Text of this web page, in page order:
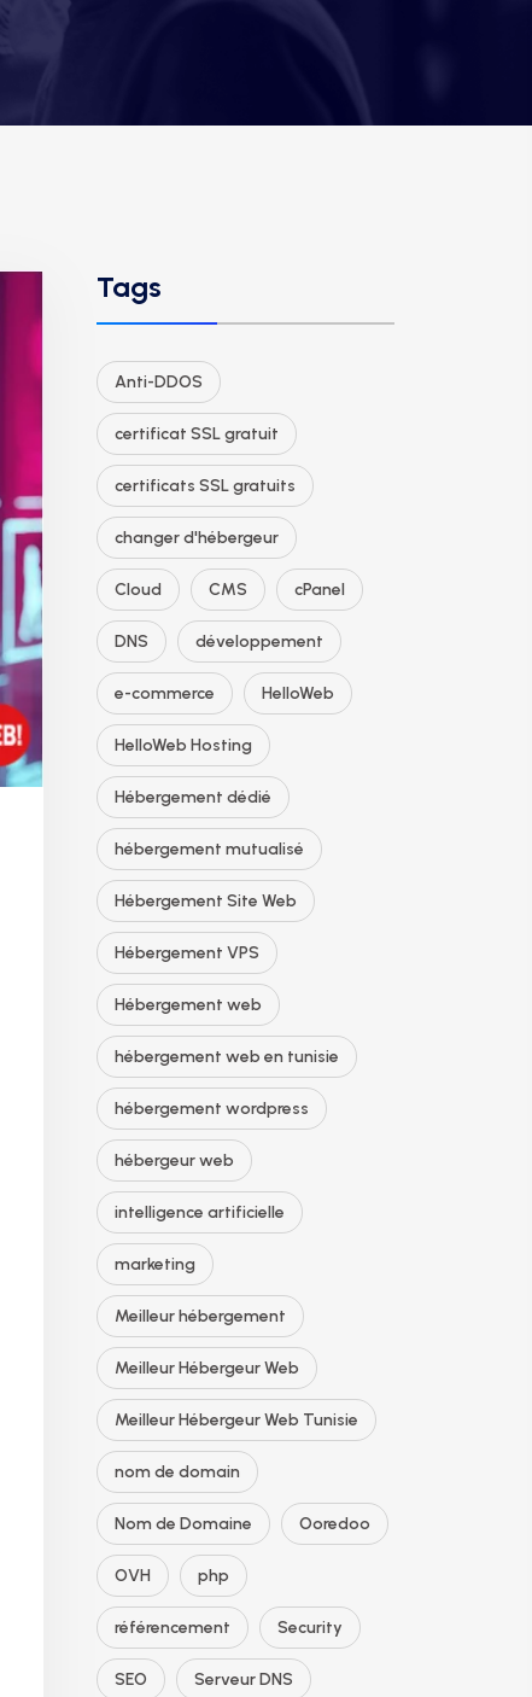
Tags
Anti-DDOS
certificat SSL gratuit
certificats SSL gratuits
changer d'hébergeur
Cloud CMS cPanel
DNS développement
e-commerce HelloWeb
HelloWeb Hosting
Hébergement dédié
hébergement mutualisé
Hébergement Site Web
Hébergement VPS
Hébergement web
hébergement web en tunisie
hébergement wordpress
hébergeur web
intelligence artificielle
marketing
Meilleur hébergement
Meilleur Hébergeur Web
Meilleur Hébergeur Web Tunisie
nom de domain
Nom de Domaine Ooredoo
OVH php
référencement Security
SEO Serveur DNS